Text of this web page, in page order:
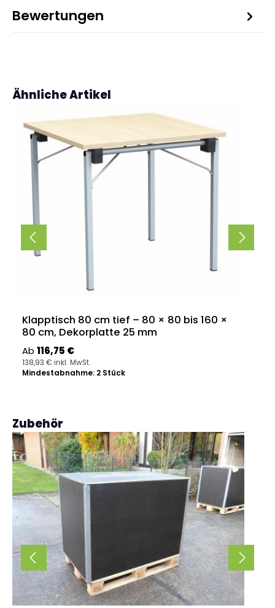
Bewertungen
Produktgalerie überspringen
Ähnliche Artikel
Klapptisch 80 cm tief – 80 × 80 bis 160 ×
80 cm, Dekorplatte 25 mm
Regulärer Preis:
Ab 116,75 €
138,93 € inkl. MwSt.
Mindestabnahme: 2 Stück
Produktgalerie überspringen
Zubehör